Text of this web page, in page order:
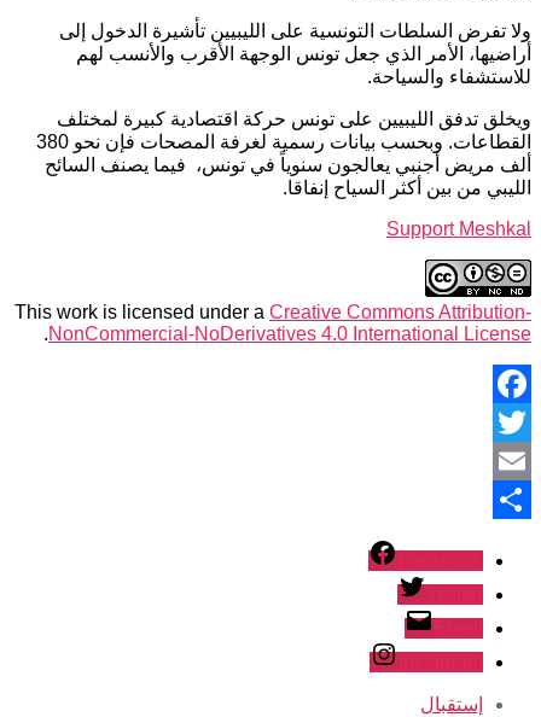
ولا تفرض السلطات التونسية على الليبيين تأشيرة الدخول إلى
أراضيها، الأمر الذي جعل تونس الوجهة الأقرب والأنسب لهم
للاستشفاء والسياحة.
ويخلق تدفق الليبيين على تونس حركة اقتصادية كبيرة لمختلف
القطاعات. وبحسب بيانات رسمية لغرفة المصحات فإن نحو 380
ألف مريض أجنبي يعالجون سنوياً في تونس، فيما يصنف السائح
الليبي من بين أكثر السياح إنفاقا.
Support Meshkal
This work is licensed under a Creative Commons Attribution-
NonCommercial-NoDerivatives 4.0 International License
.
Facebook
Twitter
Email
إستقبال